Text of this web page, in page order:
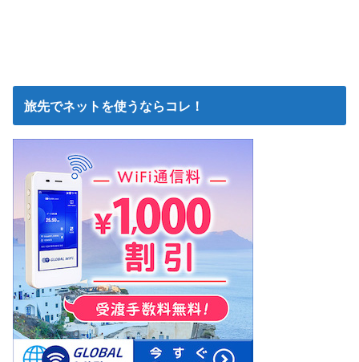
旅先でネットを使うならコレ！